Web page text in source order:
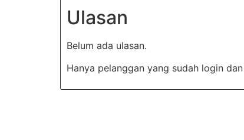
Ulasan
Belum ada ulasan.
Hanya pelanggan yang sudah login